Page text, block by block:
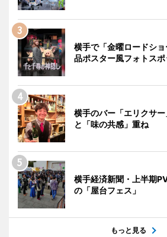
横手で「金曜ロードシ
品ポスター風フォトスポ
横手のバー「エリクサ
と「味の共感」重ね
横手経済新聞・上半期
の「屋台フェス」
もっと見る